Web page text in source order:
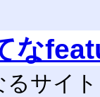
な
サイ